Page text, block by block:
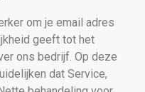
om je email adres
geeft tot het
ons bedrijf. Op deze
dat Service,